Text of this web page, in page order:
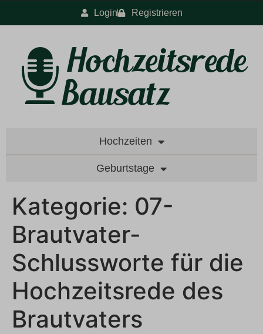
Login Registrieren
Hochzeiten
Geburtstage
Kategorie: 07-
Brautvater-
Schlussworte für die
Hochzeitsrede des
Brautvaters